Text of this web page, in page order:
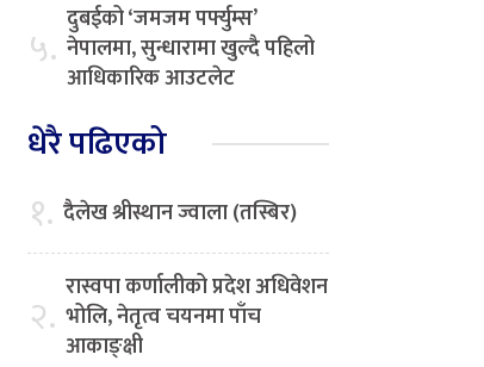
५. दुबईको ‘जमजम पर्फ्युम्स’
नेपालमा, सुन्धारामा खुल्दै पहिलो
आधिकारिक आउटलेट
धेरै पढिएको
१. दैलेख श्रीस्थान ज्वाला (तस्बिर)
२. रास्वपा कर्णालीको प्रदेश अधिवेशन
भोलि, नेतृत्व चयनमा पाँच
आकाङ्क्षी